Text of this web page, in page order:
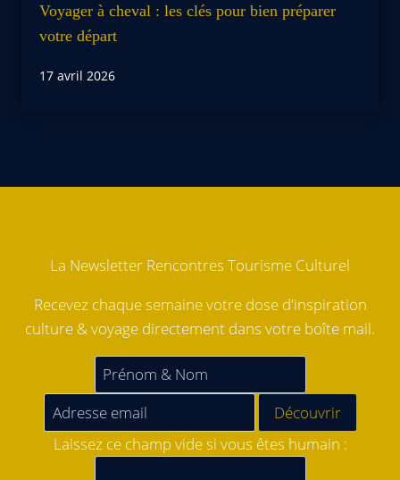
Voyager à cheval : les clés pour bien préparer
votre départ
17 avril 2026
La Newsletter Rencontres Tourisme Culturel
Recevez chaque semaine votre dose d'inspiration
culture & voyage directement dans votre boîte mail.
Laissez ce champ vide si vous êtes humain :